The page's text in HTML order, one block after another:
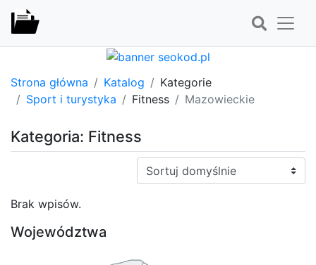
Strona główna Katalog
Kategorie
Sport i turystyka
Fitness Mazowieckie
Kategoria: Fitness
Sortuj:
Brak wpisów.
Województwa